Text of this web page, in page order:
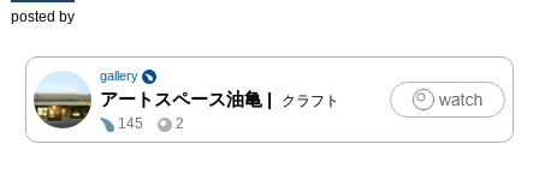
粉引唐津の片口鉢、リム
のパスタ皿まで。
思わず食欲をそそるうつ
わたち、約２００点が油
亀に大集合。
posted by
gallery
アートスペース油亀 |
クラフト
145
2